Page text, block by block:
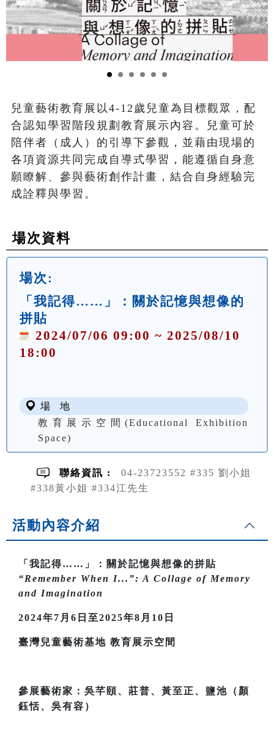
兒童藝術教育展以4-12歲兒童為目標觀眾，配
合認知學習階段規劃教育展示內容。兒童可於
陪伴者（成人）的引導下參觀，並藉由現場的
各項資源共同完成自導式學習，能遵循自身意
願瞭解、參與藝術創作計畫，結合自身經驗完
成詮釋與學習。
場次資料
場次:
「我記得……」：關於記憶與想像的
拼貼
2024/07/06 09:00 ~ 2025/08/10
18:00
場 地
教育展示空間(Educational Exhibition
Space)
聯絡資訊 :
04-23723552 #335 劉小姐
#338黃小姐 #334江先生
活動內容介紹
「我記得……」：關於記憶與想像的拼貼
“Remember When I...”: A Collage of Memory
and Imagination
2024年7月6日至2025年8月10日
臺灣兒童藝術基地 教育展示空間
參展藝術家：吳芊頤、莊普、黃至正、鹽池（顏
鈺恬、吳有容）